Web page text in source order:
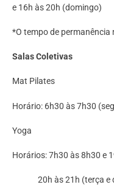
e 16h às 20h (domingo)
*O tempo de permanência
Salas Coletivas
Mat Pilates
Horário: 6h30 às 7h30
Yoga
Horários: 7h30 às 8h30 e
20h às 21h (terça e